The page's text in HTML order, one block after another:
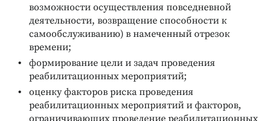
возможности осуществления повседневной
деятельности, возвращение способности к
самообслуживанию) в намеченный отрезок
времени;
формирование цели и задач проведения
реабилитационных мероприятий;
оценку факторов риска проведения
реабилитационных мероприятий и факторов,
ограничивающих проведение реабилитационных